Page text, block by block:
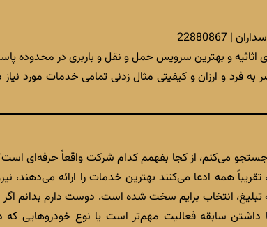
| 22880867
و بهترین سرویس حمل و نقل و باربری در محدوده
به فرد و ارزان و کیفیتی مثال زدنی تمامی خدمات مورد
را جستجو می‌کنم، از کجا بفهمم کدام شرکت واقعاً حرفه‌ای
تقریباً همه ادعا می‌کنند بهترین خدمات را ارائه
انتخاب برایم سخت شده است. دوست دارم بدانم اگر
داشتن سابقه فعالیت مهم‌تر است یا نوع خودروهایی که در